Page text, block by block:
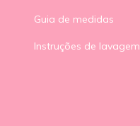
Guia de medidas
Instruções de lavagem